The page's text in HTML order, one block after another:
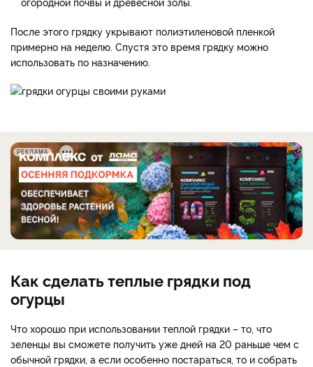
После этого грядку укрывают полиэтиленовой пленкой
примерно на неделю. Спустя это время грядку можно
использовать по назначению.
РЕКЛАМА
Как сделать теплые грядки под
огурцы
Что хорошо при использовании теплой грядки – то, что
зеленцы вы сможете получить уже дней на 20 раньше чем с
обычной грядки, а если особенно постараться, то и собрать